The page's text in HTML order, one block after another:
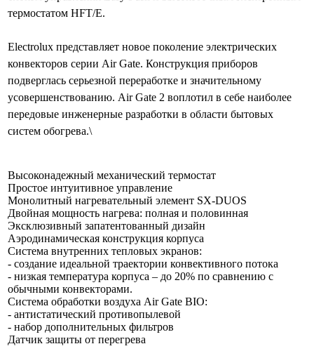
термостатом HFT/E.
Electrolux представляет новое поколение электрических
конвекторов серии Air Gate. Конструкция приборов
подверглась серьезной переработке и значительному
усовершенствованию. Air Gate 2 воплотил в себе наиболее
передовые инженерные разработки в области бытовых
систем обогрева.\
Высоконадежный механический термостат
Простое интуитивное управление
Монолитный нагревательный элемент SX-DUOS
Двойная мощность нагрева: полная и половинная
Эксклюзивный запатентованный дизайн
Аэродинамическая конструкция корпуса
Система внутренних тепловых экранов:
- cоздание идеальной траектории конвективного потока
- низкая температура корпуса – до 20% по сравнению с
обычными конвекторами.
Система обработки воздуха Air Gate BIO:
- антистатический противопылевой
- набор дополнительных фильтров
Датчик защиты от перегрева